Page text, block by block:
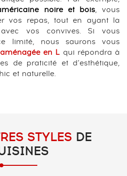
noire et bois, vous
vos repas, tout en ayant la
avec vos convives. Si vous
limité, nous saurons vous
aménagée en L qui répondra à
de praticité et d’esthétique,
et naturelle.
STYLES DE